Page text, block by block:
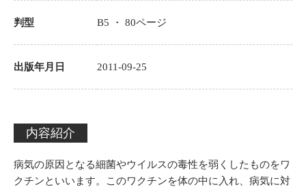
判型 B5 ・80ページ
出版年月日 2011-09-25
内容紹介
病気の原因となる細菌やウイルスの毒性を弱くしたものをワ
クチンといいます。このワクチンを体の中に入れ、病気に対